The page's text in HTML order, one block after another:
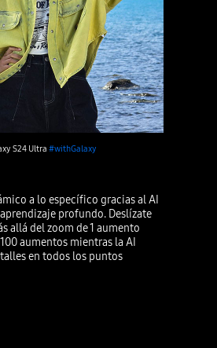
a lo específico gracias al AI
profundo. Deslízate
allá del zoom de 1 aumento
aumentos mientras la AI
en todos los puntos
S24 Ultra #withGalaxy